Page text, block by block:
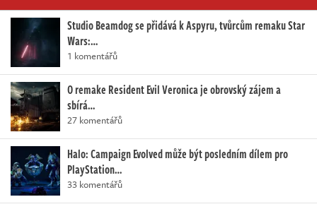
Studio Beamdog se přidává k Aspyru, tvůrcům remaku Star
Wars:…
1 komentářů
O remake Resident Evil Veronica je obrovský zájem a
sbírá…
27 komentářů
Halo: Campaign Evolved může být posledním dílem pro
PlayStation…
33 komentářů